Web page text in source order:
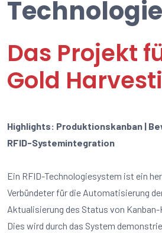
Technologie
Das Projekt
Gold
Highlights: Produktionskanban |
RFID-Systemintegration
Ein RFID-Technologiesystem ist ein
Verbündeter für die Automatisierung
Aktualisierung des Status von Kanban-
Dies wird durch das System